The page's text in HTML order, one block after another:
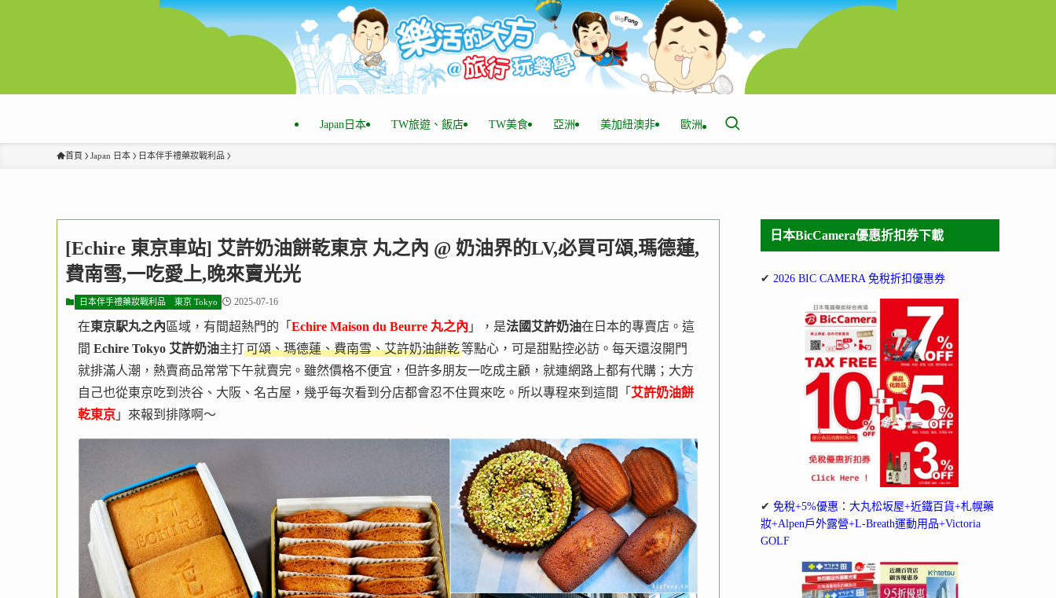
Japan日本 TW旅遊、飯店 TW美食 亞洲 美加紐澳非 歐洲
首頁 Japan 日本 日本伴手禮藥妝戰利品
[Echire 東京車站] 艾許奶油餅乾東京 丸之內 @ 奶油界的LV,必買可頌,瑪德蓮,
費南雪,一吃愛上,晚來賣光光
日本伴手禮藥妝戰利品 東京 Tokyo 2025-07-16
在東京駅丸之內區域，有間超熱門的「 Echire Maison du Beurre 丸之內 」，是法國艾許奶油在日本的專賣店。這
間 Echire Tokyo 艾許奶油主打可頌、瑪德蓮、費南雪、艾許奶油餅乾等點心，可是甜點控必訪。每天還沒開門
就排滿人潮，熱賣商品常常下午就賣完。雖然價格不便宜，但許多朋友一吃成主顧，就連網路上都有代購；大方
自己也從東京吃到渋谷、大阪、名古屋，幾乎每次看到分店都會忍不住買來吃。所以專程來到這間「 艾許奶油餅
乾東京 」來報到排隊啊～
日本BicCamera優惠折扣券下載
✔ 2026 BIC CAMERA 免稅折扣優惠券
✔ 免稅+5%優惠：大丸松坂屋+近鐵百貨+札幌藥
妝+Alpen戶外露營+L-Breath運動用品+Victoria
GOLF